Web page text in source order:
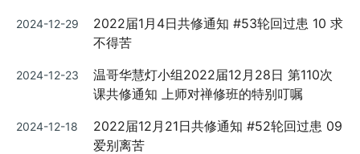
Posted
2024-12-29
2022届1月4日共修通知 #53轮回过患 10 求
不得苦
Posted
2024-12-23
温哥华慧灯小组2022届12月28日 第110次
课共修通知 上师对禅修班的特别叮嘱
Posted
2024-12-18
2022届12月21日共修通知 #52轮回过患 09
爱别离苦